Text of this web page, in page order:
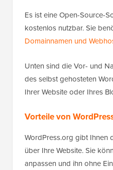
Es ist eine Open-Source-
kostenlos nutzbar. Sie
Domainnamen und
Unten sind die Vor- und
des selbst gehosteten
Ihrer Website oder Ihres
Vorteile von
WordPress.org gibt Ihnen
über Ihre Website. Sie
anpassen und ihn ohne